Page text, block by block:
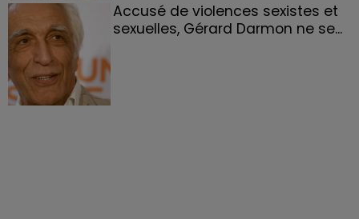
Accusé de violences sexistes et
sexuelles, Gérard Darmon ne se...